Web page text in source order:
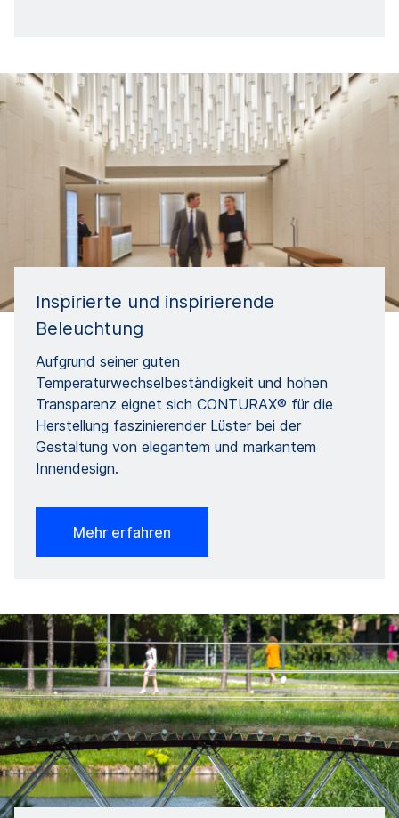
Inspirierte und inspirierende
Beleuchtung
Aufgrund seiner guten
Temperaturwechselbeständigkeit und hohen
Transparenz eignet sich CONTURAX® für die
Herstellung faszinierender Lüster bei der
Gestaltung von elegantem und markantem
Innendesign.
Mehr erfahren